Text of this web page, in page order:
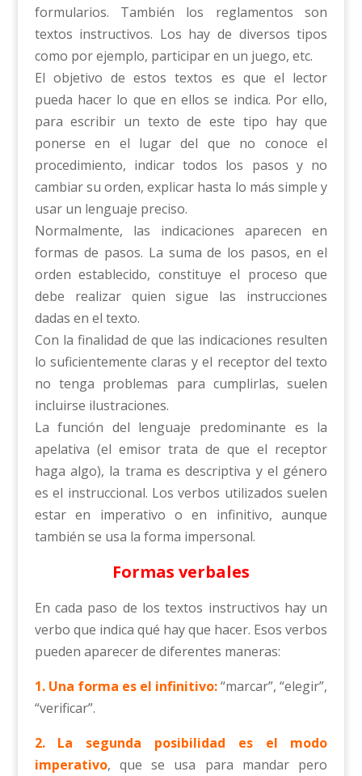
formularios. También los reglamentos son
textos instructivos. Los hay de diversos tipos
como por ejemplo, participar en un juego, etc.
El objetivo de estos textos es que el lector
pueda hacer lo que en ellos se indica. Por ello,
para escribir un texto de este tipo hay que
ponerse en el lugar del que no conoce el
procedimiento, indicar todos los pasos y no
cambiar su orden, explicar hasta lo más simple y
usar un lenguaje preciso.
Normalmente, las indicaciones aparecen en
formas de pasos. La suma de los pasos, en el
orden establecido, constituye el proceso que
debe realizar quien sigue las instrucciones
dadas en el texto.
Con la finalidad de que las indicaciones resulten
lo suficientemente claras y el receptor del texto
no tenga problemas para cumplirlas, suelen
incluirse ilustraciones.
La función del lenguaje predominante es la
apelativa (el emisor trata de que el receptor
haga algo), la trama es descriptiva y el género
es el instruccional. Los verbos utilizados suelen
estar en imperativo o en infinitivo, aunque
también se usa la forma impersonal.
Formas verbales
En cada paso de los textos instructivos hay un
verbo que indica qué hay que hacer. Esos verbos
pueden aparecer de diferentes maneras:
1. Una forma es el infinitivo:“marcar”, “elegir”,
“verificar”.
2. La segunda posibilidad es el modo
imperativo, que se usa para mandar pero